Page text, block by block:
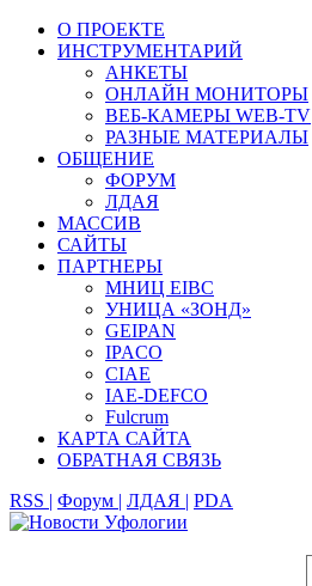
О ПРОЕКТЕ
ИНСТРУМЕНТАРИЙ
АНКЕТЫ
ОНЛАЙН МОНИТОРЫ
ВЕБ-КАМЕРЫ WEB-TV
РАЗНЫЕ МАТЕРИАЛЫ
ОБЩЕНИЕ
ФОРУМ
ЛДАЯ
МАССИВ
САЙТЫ
ПАРТНЕРЫ
МНИЦ EIBC
УНИЦА «ЗОНД»
GEIPAN
IPACO
CIAE
IAE-DEFCO
Fulcrum
КАРТА САЙТА
ОБРАТНАЯ СВЯЗЬ
RSS | Форум | ЛДАЯ | PDA